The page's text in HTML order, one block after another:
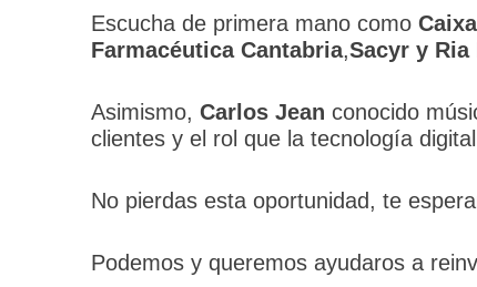
Escucha de primera mano como
Farmacéutica Cantabria,Sacyr y Ria
Asimismo, Carlos Jean conocido
clientes y el rol que la tecnología
No pierdas esta oportunidad, te
Podemos y queremos ayudaros a